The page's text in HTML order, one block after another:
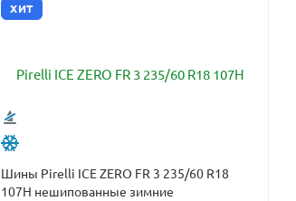
ХИТ
Шины Pirelli ICE ZERO FR 3 235/60 R18
107H нешипованные зимние